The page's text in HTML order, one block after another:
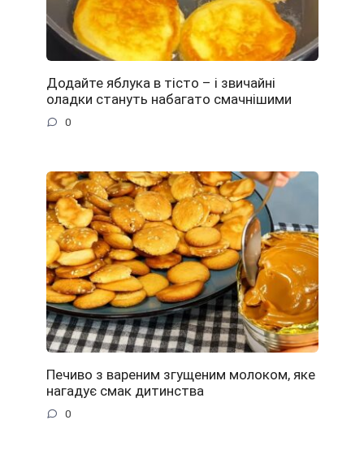
Додайте яблука в тісто – і звичайні
оладки стануть набагато смачнішими
0
Печиво з вареним згущеним молоком, яке
нагадує смак дитинства
0